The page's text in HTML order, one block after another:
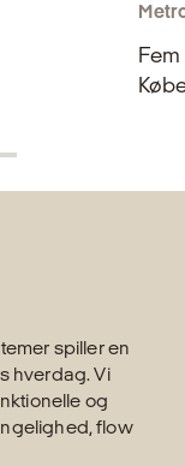
spiller en
hverdag. Vi
og
flow